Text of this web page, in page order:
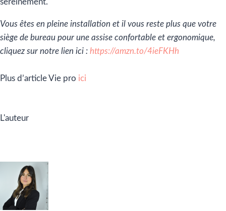
Vous êtes en pleine installation et il vous reste plus que votre
siège de bureau pour une assise confortable et ergonomique,
cliquez sur notre lien ici : https://amzn.to/4ieFKHh
Plus d’article Vie pro ici
L'auteur